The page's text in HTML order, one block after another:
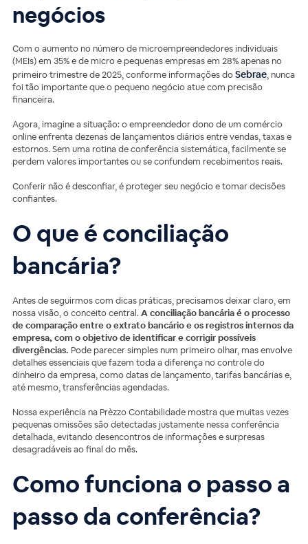
negócios
Com o aumento no número de microempreendedores individuais
(MEIs) em 35% e de micro e pequenas empresas em 28% apenas no
primeiro trimestre de 2025, conforme informações doSebrae, nunca
foi tão importante que o pequeno negócio atue com precisão
financeira.
Agora, imagine a situação: o empreendedor dono de um comércio
online enfrenta dezenas de lançamentos diários entre vendas, taxas e
estornos. Sem uma rotina de conferência sistemática, facilmente se
perdem valores importantes ou se confundem recebimentos reais.
Conferir não é desconfiar, é proteger seu negócio e tomar decisões
confiantes.
O que é conciliação
bancária?
Antes de seguirmos com dicas práticas, precisamos deixar claro, em
nossa visão, o conceito central.A conciliação bancária é o processo
de comparação entre o extrato bancário e os registros internos da
empresa, com o objetivo de identificar e corrigir possíveis
divergências. Pode parecer simples num primeiro olhar, mas envolve
detalhes essenciais que fazem toda a diferença no controle do
dinheiro da empresa, como datas de lançamento, tarifas bancárias e,
até mesmo, transferências agendadas.
Nossa experiência na Prèzzo Contabilidade mostra que muitas vezes
pequenas omissões são detectadas justamente nessa conferência
detalhada, evitando desencontros de informações e surpresas
desagradáveis ao final do mês.
Como funciona o passo a
passo da conferência?